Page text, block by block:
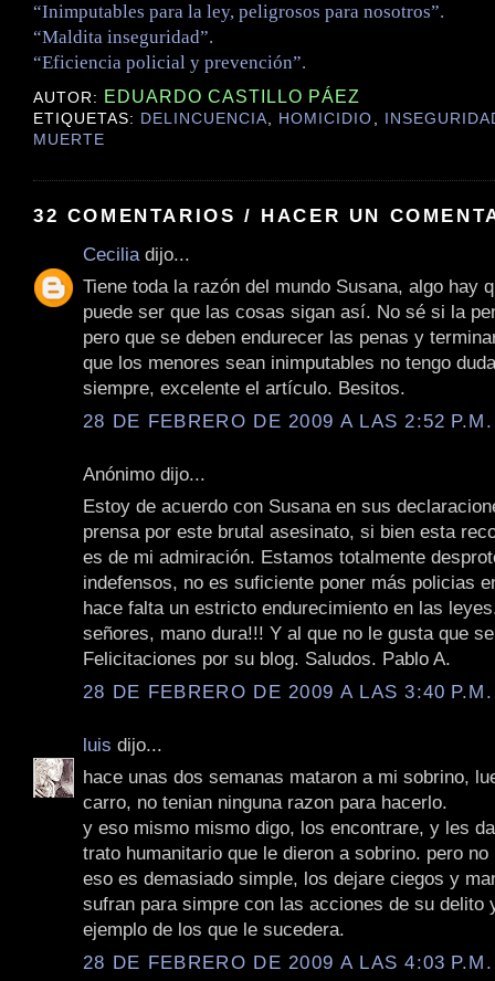
“Inimputables para la ley, peligrosos para nosotros”.
“Maldita inseguridad”.
“Eficiencia policial y prevención”.
AUTOR: EDUARDO CASTILLO PÁEZ
ETIQUETAS: DELINCUENCIA, HOMICIDIO ,
MUERTE
32 COMENTARIOS / HACER UN
Cecilia dijo...
Tiene toda la razón del mundo Susana, algo hay
puede ser que las cosas sigan así. No sé si la
pero que se deben endurecer las penas y
que los menores sean inimputables no tengo
siempre, excelente el artículo. Besitos.
28 DE FEBRERO DE 2009 A LAS 2:52 P.M.
Anónimo dijo...
Estoy de acuerdo con Susana en sus
prensa por este brutal asesinato, si bien esta
es de mi admiración. Estamos totalmente
indefensos, no es suficiente poner más policias
hace falta un estricto endurecimiento en las
señores, mano dura!!! Y al que no le gusta que
Felicitaciones por su blog. Saludos. Pablo A.
28 DE FEBRERO DE 2009 A LAS 3:40 P.M.
luis dijo...
hace unas dos semanas mataron a mi sobrino,
carro, no tenian ninguna razon para hacerlo.
y eso mismo mismo digo, los encontrare, y les
trato humanitario que le dieron a sobrino. pero
eso es demasiado simple, los dejare ciegos y
sufran para simpre con las acciones de su delito
ejemplo de los que le sucedera.
28 DE FEBRERO DE 2009 A LAS 4:03 P.M.